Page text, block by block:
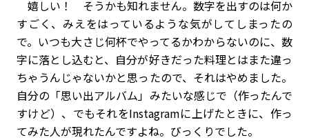
嬉しい！ そうかも知れません。数字を出すのは何か
すごく、みえをはっているような気がしてしまったの
で。いつも大さじ何杯でやってるかわからないのに、数
字に落とし込むと、自分が好きだった料理とはまた違っ
ちゃうんじゃないかと思ったので、それはやめました。
自分の「思い出アルバム」みたいな感じで（作ったんで
すけど）、でもそれをInstagramに上げたときに、作っ
てみた人が現れたんですよね。びっくりでした。